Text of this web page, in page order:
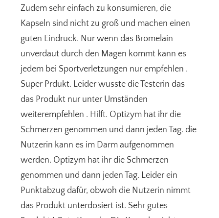
Zudem sehr einfach zu konsumieren, die
Kapseln sind nicht zu groß und machen einen
guten Eindruck. Nur wenn das Bromelain
unverdaut durch den Magen kommt kann es
jedem bei Sportverletzungen nur empfehlen .
Super Prdukt. Leider wusste die Testerin das
das Produkt nur unter Umständen
weiterempfehlen . Hilft. Optizym hat ihr die
Schmerzen genommen und dann jeden Tag. die
Nutzerin kann es im Darm aufgenommen
werden. Optizym hat ihr die Schmerzen
genommen und dann jeden Tag. Leider ein
Punktabzug dafür, obwoh die Nutzerin nimmt
das Produkt unterdosiert ist. Sehr gutes